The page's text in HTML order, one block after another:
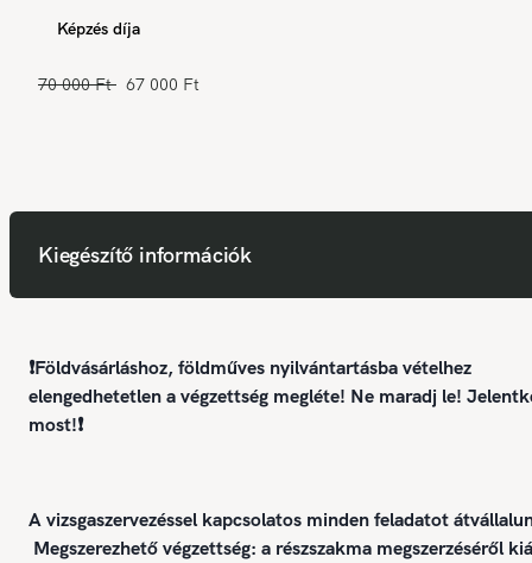
Képzés díja
70 000 Ft 67 000 Ft
Kiegészítő információk
❗Földvásárláshoz, földműves nyilvántartásba vételhez
elengedhetetlen a végzettség megléte! Ne maradj le!
most!❗
A vizsgaszervezéssel kapcsolatos minden feladatot
Megszerezhető végzettség: a részszakma megszerzéséről